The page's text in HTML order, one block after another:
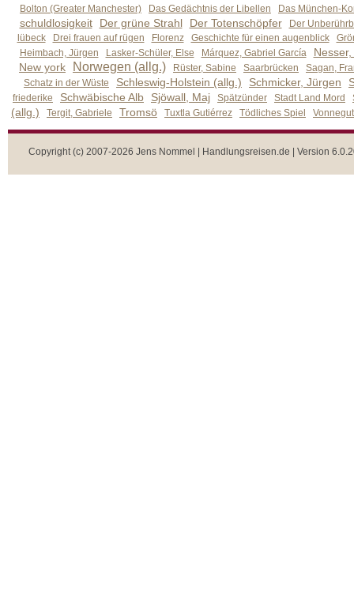
Bolton (Greater Manchester) Das Gedächtnis der Libellen Das München-
schuldlosigkeit Der grüne Strahl Der Totenschöpfer
Der
lübeck
Drei frauen auf rügen Florenz Geschichte für einen augenblick
Heimbach, Jürgen
Lasker-Schüler, Else Márquez, Gabriel García
New york
Norwegen (allg.) Rüster, Sabine Saarbrücken
Sagan,
Schatz in der Wüste
Schleswig-Holstein (allg.) Schmicker, Jürgen
friederike Schwäbische Alb Sjöwall, Maj Spätzünder Stadt Land Mord
(allg.) Tergit, Gabriele Tromsö Tuxtla Gutiérrez Tödliches Spiel
Copyright (c) 2007-2026 Jens Nommel | Handlungsreisen.de | Version